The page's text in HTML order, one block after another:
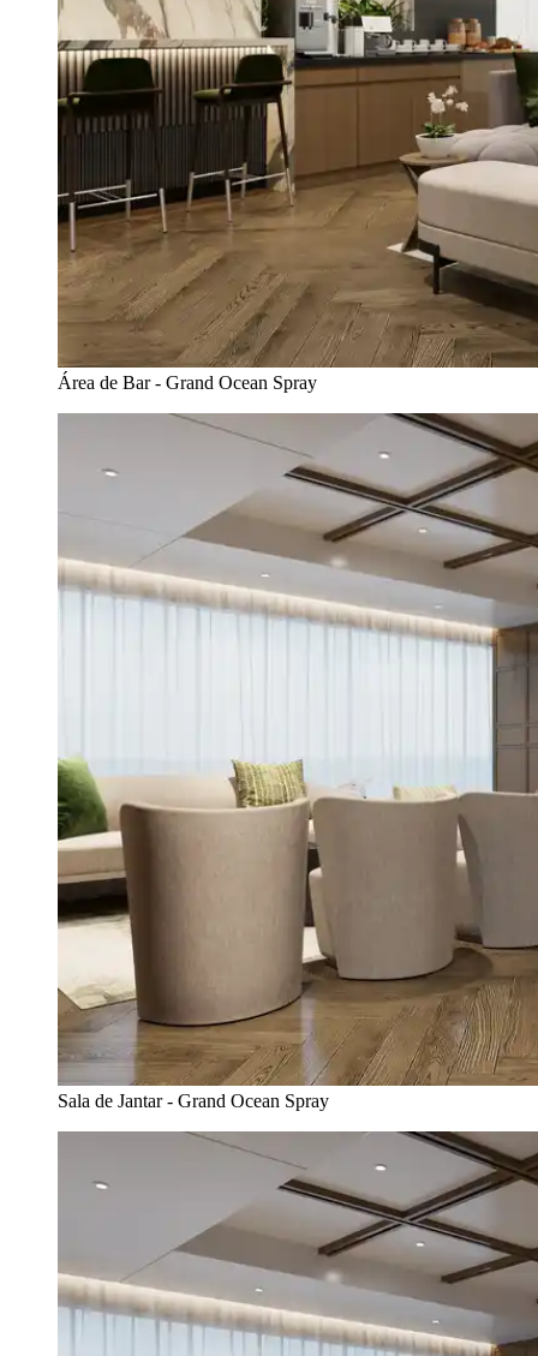
Área de Bar - Grand Ocean Spray
Sala de Jantar - Grand Ocean Spray